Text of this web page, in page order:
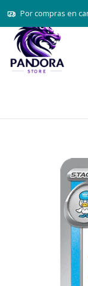
Por compras en